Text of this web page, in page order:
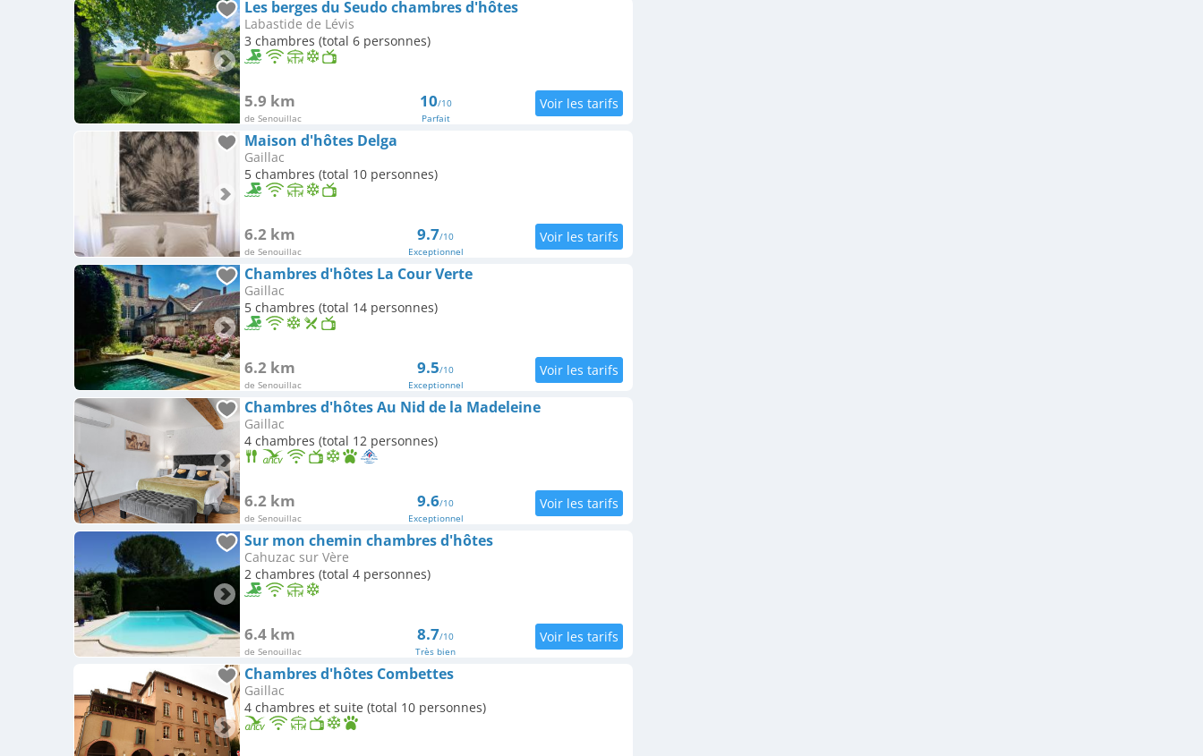
Les berges du Seudo chambres d'hôtes
Labastide de Lévis
3 chambres (total 6 personnes)
5.9 km
de Senouillac
10/10
Parfait
Maison d'hôtes Delga
Gaillac
5 chambres (total 10 personnes)
6.2 km
de Senouillac
9.7/10
Exceptionnel
Chambres d'hôtes La Cour Verte
Gaillac
5 chambres (total 14 personnes)
6.2 km
de Senouillac
9.5/10
Exceptionnel
Chambres d'hôtes Au Nid de la Madeleine
Gaillac
4 chambres (total 12 personnes)
6.2 km
de Senouillac
9.6/10
Exceptionnel
Sur mon chemin chambres d'hôtes
Cahuzac sur Vère
2 chambres (total 4 personnes)
6.4 km
de Senouillac
8.7/10
Très bien
Chambres d'hôtes Combettes
Gaillac
4 chambres et suite (total 10 personnes)